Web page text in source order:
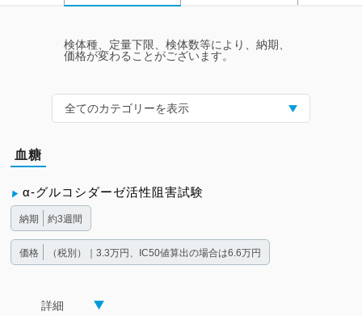
検体種、定量下限、検体数等により、納期、
価格が変わることがございます。
全てのカテゴリーを表示
血糖
α-グルコシダーゼ活性阻害試験
納期 約3週間
価格 （税別）｜3.3万円、IC50値算出の場合は6.6万円
詳細